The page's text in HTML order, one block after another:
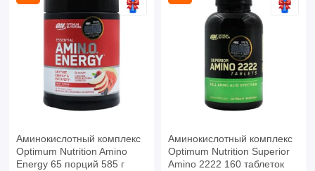
Аминокислотный комплекс
Optimum Nutrition Amino
Energy 65 порций 585 г
Аминокислотный комплекс
Optimum Nutrition Superior
Amino 2222 160 таблеток